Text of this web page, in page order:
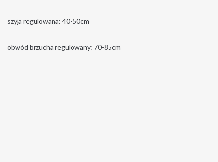
szyja regulowana: 40-50cm
obwód brzucha regulowany: 70-85cm